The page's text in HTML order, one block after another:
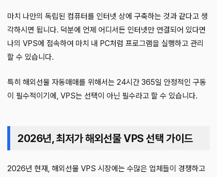
마치 나만의 독립된 컴퓨터를 인터넷 상에 구축하는 것과 같다고 생
각하시면 됩니다. 덕분에 언제 어디서든 인터넷만 연결되어 있다면
나의 VPS에 접속하여 마치 내 PC처럼 프로그램을 실행하고 관리
할 수 있습니다.
특히 해외선물 자동매매를 위해서는 24시간 365일 안정적인 구동
이 필수적이기에, VPS는 선택이 아닌 필수라고 할 수 있습니다.
2026년, 최저가 해외선물 VPS 선택 가이드
2026년 현재, 해외선물 VPS 시장에는 수많은 업체들이 경쟁하고